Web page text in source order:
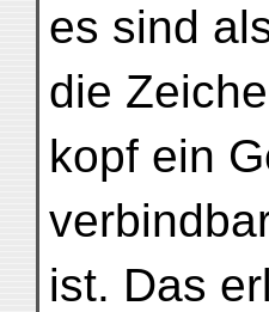
es sind
die
kopf ein
ist. Das